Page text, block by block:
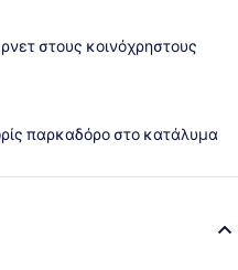
στους κοινόχρηστους
παρκαδόρο στο κατάλυμα